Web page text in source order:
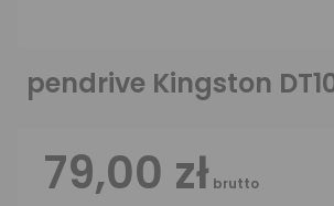
pendrive Kingston
79,00 zł brutto